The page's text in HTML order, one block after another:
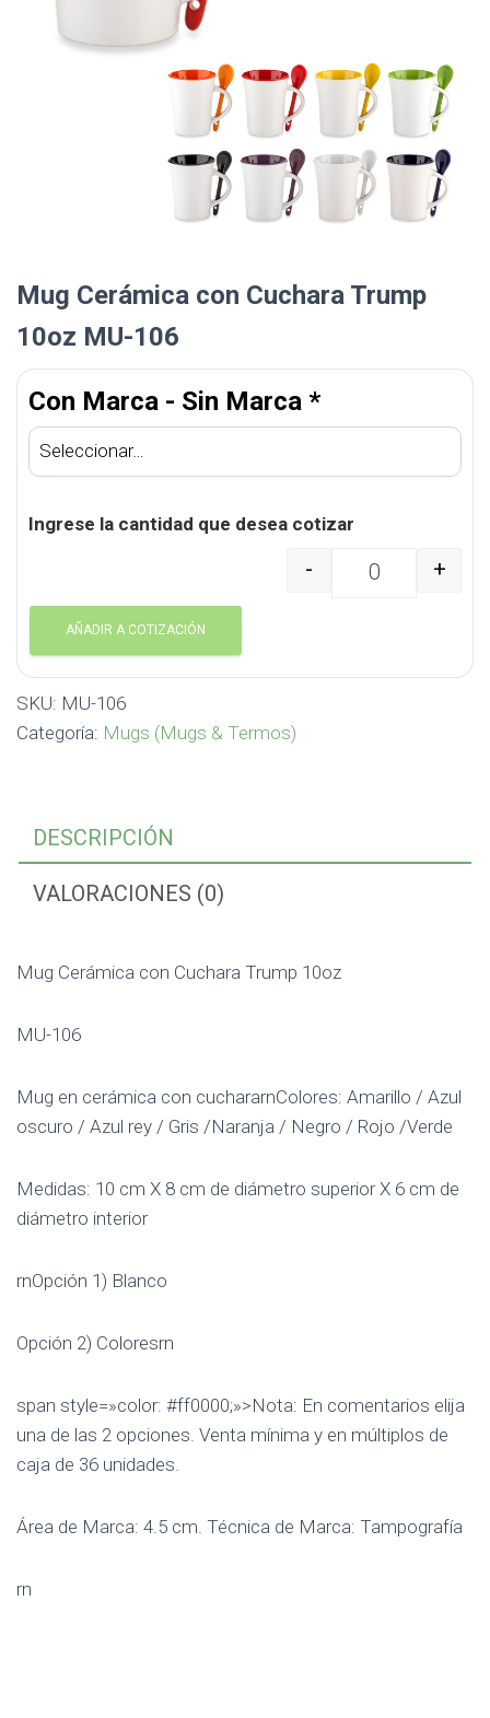
Mug Cerámica con Cuchara Trump
10oz MU-106
Con Marca - Sin Marca *
Ingrese la cantidad que desea cotizar
Mug Cerámica con
- +
AÑADIR A COTIZACIÓN
SKU: MU-106
Categoría: Mugs (Mugs & Termos)
DESCRIPCIÓN
VALORACIONES (0)
Mug Cerámica con Cuchara Trump 10oz
MU-106
Mug en cerámica con cuchararnColores: Amarillo / Azul
oscuro / Azul rey / Gris /Naranja / Negro / Rojo /Verde
Medidas: 10 cm X 8 cm de diámetro superior X 6 cm de
diámetro interior
rnOpción 1) Blanco
Opción 2) Coloresrn
span style=»color: #ff0000;»>Nota: En comentarios elija
una de las 2 opciones. Venta mínima y en múltiplos de
caja de 36 unidades.
Área de Marca: 4.5 cm. Técnica de Marca: Tampografía
rn